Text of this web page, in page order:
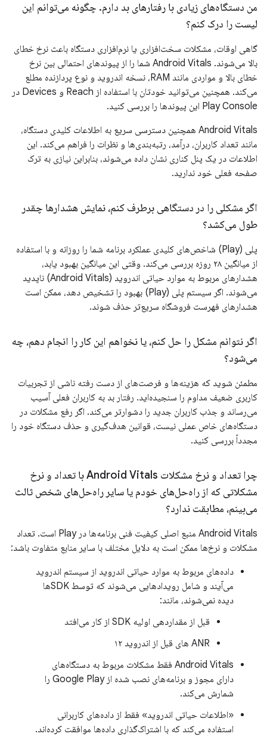
من دستگاه‌های زیادی با رفتارهای بد دارم. چگونه می‌توانم این
لیست را درک کنم؟
گاهی اوقات، مشکلات سخت‌افزاری یا نرم‌افزاری دستگاه باعث نرخ خطای
بالا می‌شوند. Android Vitals شما را از پیوندهای احتمالی بین نرخ
خطای بالا و مواردی مانند RAM، نسخه اندروید و نوع پردازنده مطلع
می‌کند. همچنین می‌توانید خودتان با استفاده از Reach و Devices در
Play Console این پیوندها را بررسی کنید.
Android Vitals همچنین دسترسی سریع به اطلاعات کلیدی دستگاه،
مانند تعداد کاربران، درآمد، رتبه‌بندی‌ها و نظرات را فراهم می‌کند. این
اطلاعات در یک پنل کناری نشان داده می‌شوند، بنابراین نیازی به ترک
صفحه فعلی خود ندارید.
اگر مشکلی را در دستگاهی برطرف کنم، نمایش هشدارها چقدر
طول می‌کشد؟
پلی (Play) شاخص‌های کلیدی عملکرد برنامه شما را روزانه و با استفاده
از میانگین ۲۸ روزه بررسی می‌کند. وقتی این میانگین بهبود یابد،
هشدارهای مربوط به موارد حیاتی اندروید (Android Vitals) ناپدید
می‌شوند. اگر سیستم پلی (Play) بهبود را تشخیص دهد، ممکن است
هشدارهای فهرست فروشگاه سریع‌تر حذف شوند.
اگر نتوانم مشکل را حل کنم، یا نخواهم این کار را انجام دهم، چه
می‌شود؟
مطمئن شوید که هزینه‌ها و فرصت‌های از دست رفته ناشی از تجربیات
کاربری ضعیف مداوم را سنجیده‌اید. رفتار بد به کاربران فعلی آسیب
می‌رساند و جذب کاربران جدید را دشوارتر می‌کند. اگر رفع مشکلات در
دستگاه‌های خاص عملی نیست، قوانین هدف‌گیری و حذف دستگاه خود را
مجدداً بررسی کنید.
چرا تعداد و نرخ مشکلات Android Vitals با تعداد و نرخ
مشکلاتی که از راه‌حل‌های خودم یا سایر راه‌حل‌های شخص ثالث
می‌بینم، مطابقت ندارد؟
Android Vitals منبع اصلی کیفیت فنی برنامه‌ها در Play است. تعداد
مشکلات و نرخ‌ها ممکن است به دلایل مختلف با سایر منابع متفاوت باشد:
داده‌های مربوط به موارد حیاتی اندروید از سیستم اندروید
می‌آیند و شامل رویدادهایی می‌شوند که توسط SDKها
دیده نمی‌شوند، مانند:
قبل از مقداردهی اولیه SDK از کار می‌افتد
ANR های قبل از اندروید ۱۲
Android Vitals فقط مشکلات مربوط به دستگاه‌های
دارای مجوز و برنامه‌های نصب شده از Google Play را
شمارش می‌کند.
«اطلاعات حیاتی اندروید» فقط از داده‌های کاربرانی
استفاده می‌کند که با اشتراک‌گذاری داده‌ها موافقت کرده‌اند.